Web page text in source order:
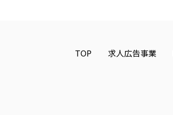
TOP 求人広告事業